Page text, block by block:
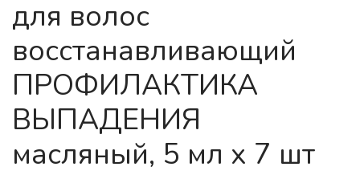
для волос
восстанавливающий
ПРОФИЛАКТИКА
ВЫПАДЕНИЯ
масляный, 5 мл х 7 шт